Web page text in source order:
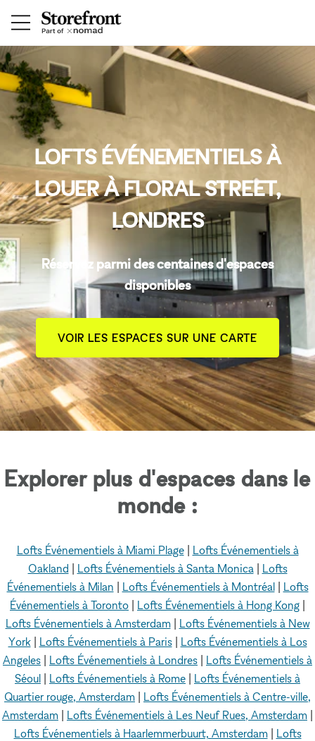
LOFTS ÉVÉNEMENTIELS À
LOUER À FLORAL STREET,
LONDRES
Réservez parmi des centaines d'espaces
disponibles
VOIR LES ESPACES SUR UNE CARTE
Explorer plus d'espaces dans le
monde :
Lofts Événementiels à Miami Plage| Lofts Événementiels à
Oakland
Lofts Événementiels à Santa Monica| Lofts
Événementiels à Milan
Lofts Événementiels à Montréal| Lofts
Événementiels à Toronto
Lofts Événementiels à Hong Kong
Lofts Événementiels à Amsterdam| Lofts Événementiels à New
York| Lofts Événementiels à Paris| Lofts Événementiels à Los
Angeles
Lofts Événementiels à Londres
Lofts Événementiels à
Séoul
Lofts Événementiels à Rome
Lofts Événementiels à
Quartier rouge, Amsterdam
Lofts Événementiels à Centre-ville,
Amsterdam
Lofts Événementiels à Les Neuf Rues, Amsterdam
Lofts Événementiels à Haarlemmerbuurt, Amsterdam| Lofts